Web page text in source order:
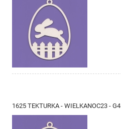
1625 TEKTURKA - WIELKANOC23 - G4